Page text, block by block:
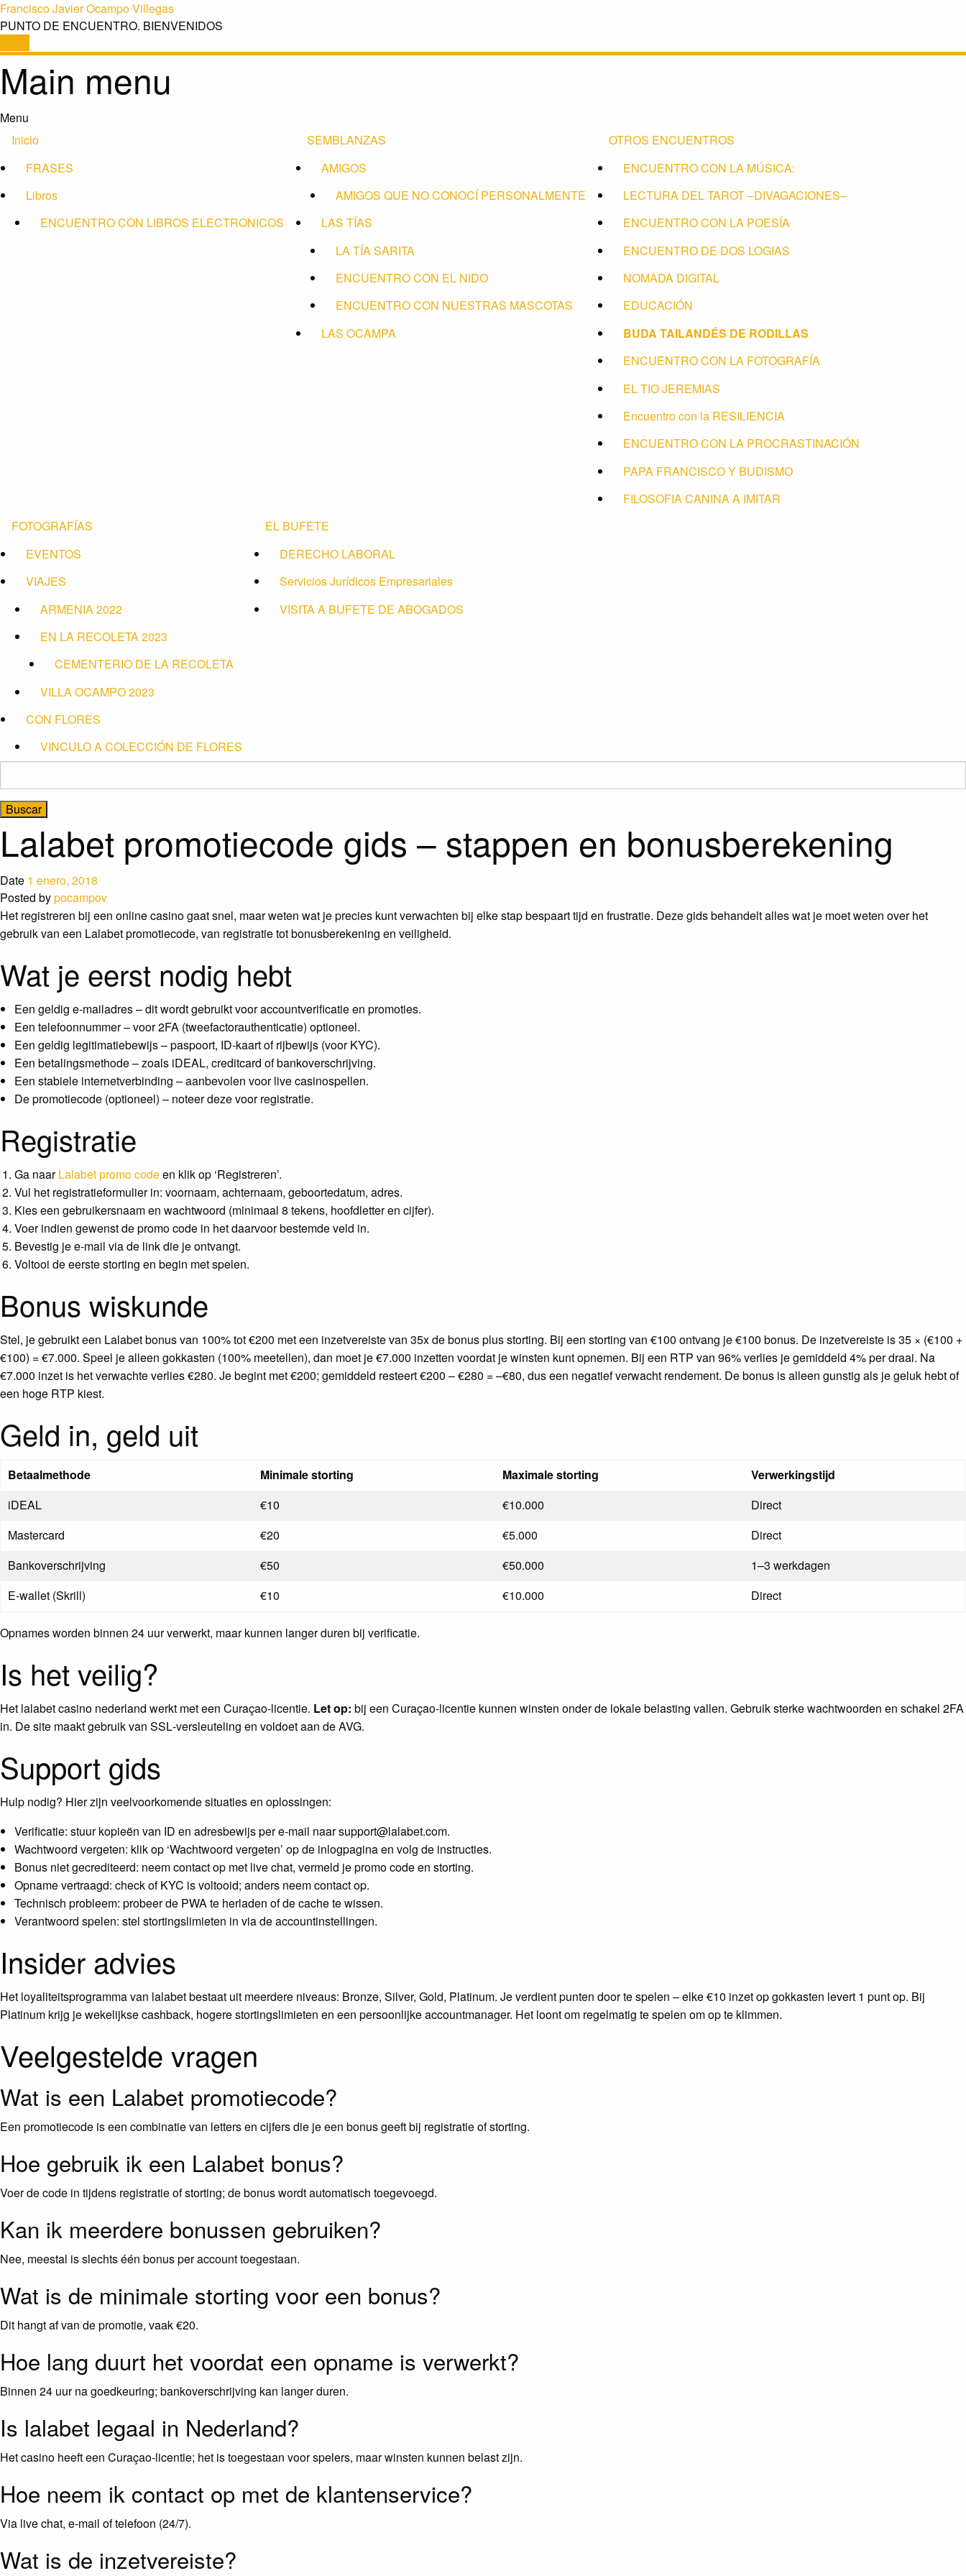
Francisco Javier Ocampo Villegas
PUNTO DE ENCUENTRO. BIENVENIDOS
Main menu
Skip
Menu
Inicio
FRASES
Libros
ENCUENTRO CON LIBROS ELECTRONICOS
SEMBLANZAS
AMIGOS
AMIGOS QUE NO CONOCÍ PERSONALMENTE
LAS TÍAS
LA TÍA SARITA
ENCUENTRO CON EL NIDO
ENCUENTRO CON NUESTRAS MASCOTAS
LAS OCAMPA
OTROS ENCUENTROS
ENCUENTRO CON LA MÚSICA:
LECTURA DEL TAROT –DIVAGACIONES–
ENCUENTRO CON LA POESÍA
ENCUENTRO DE DOS LOGIAS
NOMADA DIGITAL
EDUCACIÓN
BUDA TAILANDÉS DE RODILLAS
ENCUENTRO CON LA FOTOGRAFÍA
EL TIO JEREMIAS
Encuentro con la RESILIENCIA
ENCUENTRO CON LA PROCRASTINACIÓN
PAPA FRANCISCO Y BUDISMO
FILOSOFIA CANINA A IMITAR
FOTOGRAFÍAS
EVENTOS
VIAJES
ARMENIA 2022
EN LA RECOLETA 2023
CEMENTERIO DE LA RECOLETA
VILLA OCAMPO 2023
CON FLORES
VINCULO A COLECCIÓN DE FLORES
EL BUFETE
DERECHO LABORAL
Servicios Jurídicos Empresariales
VISITA A BUFETE DE ABOGADOS
Lalabet promotiecode gids – stappen en bonusberekening
Date 1 enero, 2018
Posted bypocampov
Het registreren bij een online casino gaat snel, maar weten wat je precies kunt verwachten bij elke stap bespaart tijd en frustratie. Deze gids behandelt alles wat je moet weten over het
gebruik van een Lalabet promotiecode, van registratie tot bonusberekening en veiligheid.
Wat je eerst nodig hebt
Een geldig e‑mailadres – dit wordt gebruikt voor accountverificatie en promoties.
Een telefoonnummer – voor 2FA (tweefactorauthenticatie) optioneel.
Een geldig legitimatiebewijs – paspoort, ID‑kaart of rijbewijs (voor KYC).
Een betalingsmethode – zoals iDEAL, creditcard of bankoverschrijving.
Een stabiele internetverbinding – aanbevolen voor live casinospellen.
De promotiecode (optioneel) – noteer deze voor registratie.
Registratie
Ga naarLalabet promo codeen klik op ‘Registreren’.
Vul het registratieformulier in: voornaam, achternaam, geboortedatum, adres.
Kies een gebruikersnaam en wachtwoord (minimaal 8 tekens, hoofdletter en cijfer).
Voer indien gewenst de promo code in het daarvoor bestemde veld in.
Bevestig je e‑mail via de link die je ontvangt.
Voltooi de eerste storting en begin met spelen.
Bonus wiskunde
Stel, je gebruikt een Lalabet bonus van 100% tot €200 met een inzetvereiste van 35x de bonus plus storting. Bij een storting van €100 ontvang je €100 bonus. De inzetvereiste is 35 × (€100 +
€100) = €7.000. Speel je alleen gokkasten (100% meetellen), dan moet je €7.000 inzetten voordat je winsten kunt opnemen. Bij een RTP van 96% verlies je gemiddeld 4% per draai. Na
€7.000 inzet is het verwachte verlies €280. Je begint met €200; gemiddeld resteert €200 – €280 = –€80, dus een negatief verwacht rendement. De bonus is alleen gunstig als je geluk hebt of
een hoge RTP kiest.
Geld in, geld uit
Betaalmethode Minimale storting Maximale storting
Verwerkingstijd
iDEAL
€10 €10.000
Direct
Mastercard
€20 €5.000
Direct
Bankoverschrijving
€50 €50.000
1–3 werkdagen
E‑wallet (Skrill)
€10 €10.000 Direct
Opnames worden binnen 24 uur verwerkt, maar kunnen langer duren bij verificatie.
Is het veilig?
Het lalabet casino nederland werkt met een Curaçao‑licentie. Let op: bij een Curaçao‑licentie kunnen winsten onder de lokale belasting vallen. Gebruik sterke wachtwoorden en schakel 2FA
in. De site maakt gebruik van SSL‑versleuteling en voldoet aan de AVG.
Support gids
Hulp nodig? Hier zijn veelvoorkomende situaties en oplossingen:
Verificatie: stuur kopieën van ID en adresbewijs per e‑mail naar support@lalabet.com.
Wachtwoord vergeten: klik op ‘Wachtwoord vergeten’ op de inlogpagina en volg de instructies.
Bonus niet gecrediteerd: neem contact op met live chat, vermeld je promo code en storting.
Opname vertraagd: check of KYC is voltooid; anders neem contact op.
Technisch probleem: probeer de PWA te herladen of de cache te wissen.
Verantwoord spelen: stel stortingslimieten in via de accountinstellingen.
Insider advies
Het loyaliteitsprogramma van lalabet bestaat uit meerdere niveaus: Bronze, Silver, Gold, Platinum. Je verdient punten door te spelen – elke €10 inzet op gokkasten levert 1 punt op. Bij
Platinum krijg je wekelijkse cashback, hogere stortingslimieten en een persoonlijke accountmanager. Het loont om regelmatig te spelen om op te klimmen.
Veelgestelde vragen
Wat is een Lalabet promotiecode?
Een promotiecode is een combinatie van letters en cijfers die je een bonus geeft bij registratie of storting.
Hoe gebruik ik een Lalabet bonus?
Voer de code in tijdens registratie of storting; de bonus wordt automatisch toegevoegd.
Kan ik meerdere bonussen gebruiken?
Nee, meestal is slechts één bonus per account toegestaan.
Wat is de minimale storting voor een bonus?
Dit hangt af van de promotie, vaak €20.
Hoe lang duurt het voordat een opname is verwerkt?
Binnen 24 uur na goedkeuring; bankoverschrijving kan langer duren.
Is lalabet legaal in Nederland?
Het casino heeft een Curaçao‑licentie; het is toegestaan voor spelers, maar winsten kunnen belast zijn.
Hoe neem ik contact op met de klantenservice?
Via live chat, e‑mail of telefoon (24/7).
Wat is de inzetvereiste?